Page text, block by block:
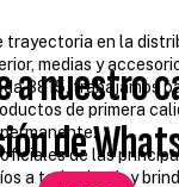
a nuestro
de
trayectoria en la
medias y
3815, trabajamos
de primera
de las
a todo el país y